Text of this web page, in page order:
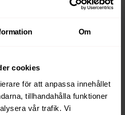
Om
cookies
för att anpassa innehållet
tillhandahålla funktioner
vår trafik. Vi
eller domännamnet så har
en hemsida är spärrad.